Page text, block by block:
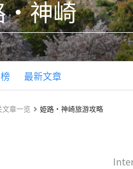
神崎
最新文章
章一览 姫路・神崎旅游攻略